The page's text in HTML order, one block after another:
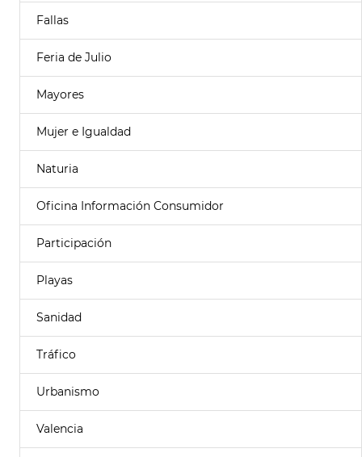
Fallas
Feria de Julio
Mayores
Mujer e Igualdad
Naturia
Oficina Información Consumidor
Participación
Playas
Sanidad
Tráfico
Urbanismo
Valencia